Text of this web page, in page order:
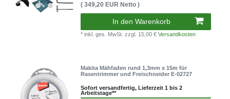
( 349,20 EUR Netto )
In den Warenkorb
* inkl. ges. MwSt.zzgl. 15,00 €Versandkosten
Makita Mähfaden rund 1,3mm x 15m für
Rasentrimmer und Freischneider E-02727
Sofort versandfertig, Lieferzeit 1 bis 2
Arbeitstage**